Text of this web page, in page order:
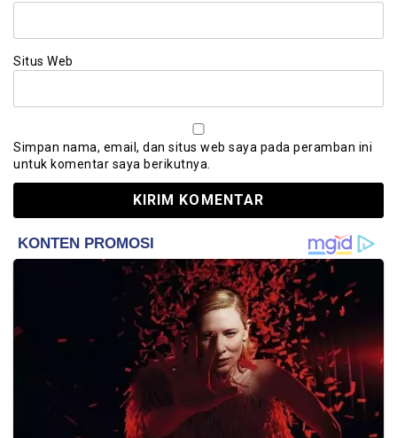
Situs Web
Simpan nama, email, dan situs web saya pada peramban ini
untuk komentar saya berikutnya.